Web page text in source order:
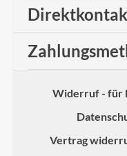
Widerruf - für
Vertrag